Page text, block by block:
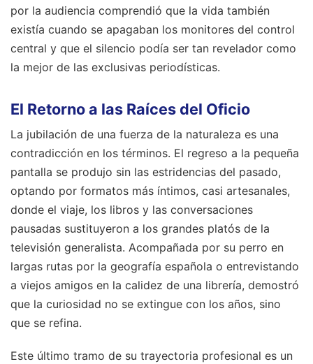
por la audiencia comprendió que la vida también
existía cuando se apagaban los monitores del control
central y que el silencio podía ser tan revelador como
la mejor de las exclusivas periodísticas.
El Retorno a las Raíces del Oficio
La jubilación de una fuerza de la naturaleza es una
contradicción en los términos. El regreso a la pequeña
pantalla se produjo sin las estridencias del pasado,
optando por formatos más íntimos, casi artesanales,
donde el viaje, los libros y las conversaciones
pausadas sustituyeron a los grandes platós de la
televisión generalista. Acompañada por su perro en
largas rutas por la geografía española o entrevistando
a viejos amigos en la calidez de una librería, demostró
que la curiosidad no se extingue con los años, sino
que se refina.
Este último tramo de su trayectoria profesional es un